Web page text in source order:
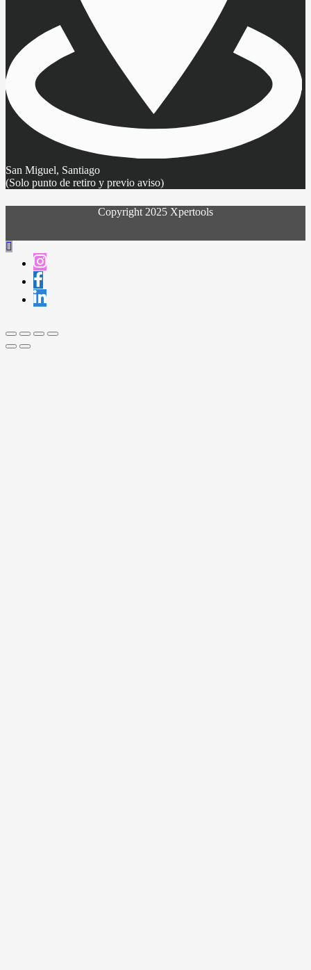
San Miguel, Santiago
(Solo punto de retiro y previo aviso)
Copyright 2025 Xpertools